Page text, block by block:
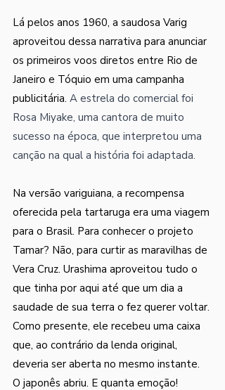
Lá pelos anos 1960, a saudosa Varig
aproveitou dessa narrativa para anunciar
os primeiros voos diretos entre Rio de
Janeiro e Tóquio em uma campanha
publicitária. A estrela do comercial foi
Rosa Miyake, uma cantora de muito
sucesso na época, que interpretou uma
canção na qual a história foi adaptada.
Na versão variguiana, a recompensa
oferecida pela tartaruga era uma viagem
para o Brasil. Para conhecer o projeto
Tamar? Não, para curtir as maravilhas de
Vera Cruz. Urashima aproveitou tudo o
que tinha por aqui até que um dia a
saudade de sua terra o fez querer voltar.
Como presente, ele recebeu uma caixa
que, ao contrário da lenda original,
deveria ser aberta no mesmo instante.
O japonês abriu. E quanta emoção!